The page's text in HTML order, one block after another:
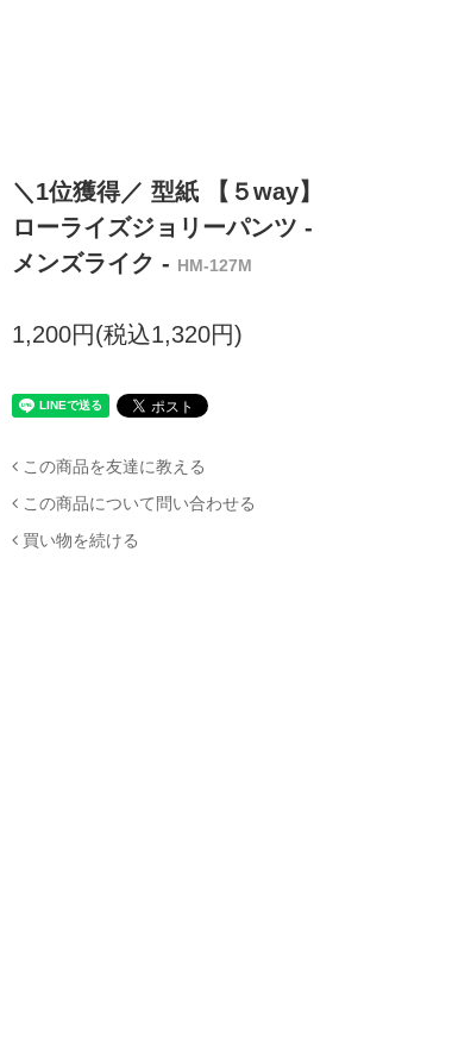
＼1位獲得／ 型紙 【５way】
ローライズジョリーパンツ -
メンズライク - HM-127M
1,200円(税込1,320円)
この商品を友達に教える
この商品について問い合わせる
買い物を続ける